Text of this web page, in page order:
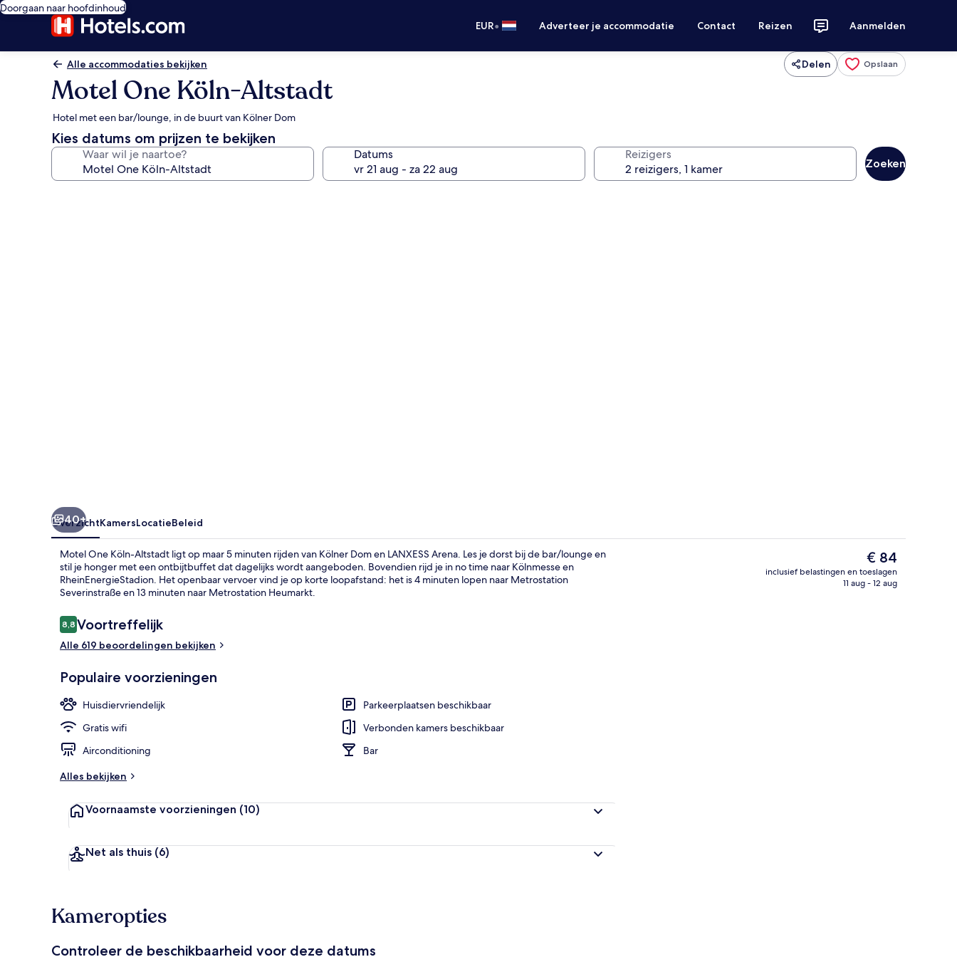
Doorgaan naar hoofdinhoud
EUR• Adverteer je accommodatie Contact Reizen Aanmelden
Alle accommodaties bekijken Delen Opslaan
Motel One Köln-Altstadt
Hotel met een bar/lounge, in de buurt van Kölner Dom
Kies datums om prijzen te bekijken
Waar wil je naartoe? Datums Reizigers
Zoeken
Bar (ter plaatse)
40+
OverzichtKamersLocatieBeleid
Motel One Köln-Altstadt ligt op maar 5 minuten rijden van Kölner Dom en LANXESS Arena. Les je dorst bij de bar/lounge en
stil je honger met een ontbijtbuffet dat dagelijks wordt aangeboden. Bovendien rijd je in no time naar Kölnmesse en
RheinEnergieStadion. Het openbaar vervoer vind je op korte loopafstand: het is 4 minuten lopen naar Metrostation
Severinstraße en 13 minuten naar Metrostation Heumarkt.
Beoordelingen
8,88,8 op 10 –
Voortreffelijk
Alle 619 beoordelingen bekijken
Populaire voorzieningen
Huisdiervriendelijk
Parkeerplaatsen beschikbaar
Gratis wifi
Verbonden kamers beschikbaar
Airconditioning
Bar
Alles bekijken
Voornaamste voorzieningen (10)
Net als thuis (6)
De
huidige
prijs
€ 84
inclusief belastingen en toeslagen
11 aug - 12 aug
Kameropties
Controleer de beschikbaarheid voor deze datums